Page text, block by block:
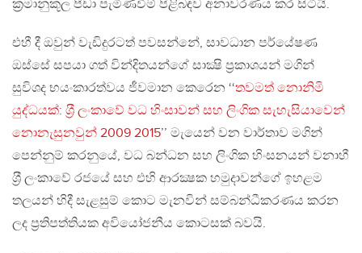
ක‍්‍රමානුකූල පීඩා පැමිණවීම් පිළිබඳව අනාවරණය කර සිටියි.
එහී දී ඔවුන් වැඩිදුරටත් පවසන්නේ, සාවධාන පර්යේෂණ
ඔස්සේ සපයා ගත් වින්දිතයන්ගේ සාක්‍ෂි ප‍්‍රකාශයන් මගින්
සුවිශද භයංකාරත්වය ජීවමාන කෙරෙන ‘‘තවමත් නොනිමි
යුද්ධයක්: ශ‍්‍රී ලංකාවේ වධ හිංසාවන් සහ ලිංගික සැහැසියාවෙන්
නොනැසුනවුන් 2009 2015’’ මැයෙන් වන වාර්තාව මගින්
පෙන්නුම් කරනුයේ, වධ බන්ධන සහ ලිංගික හිංසනයන් වනාහී
ශ‍්‍රී ලංකාවේ රජයේ සහ එහි ආරක්‍ෂක හමුදාවන්ගේ ඉහළම
තලයන් හිදී සැළසුම් කොට මැනවින් සම්බන්ධීකරණය කරන
ලද ප‍්‍රතිපත්තියක අවියෝජනීය කොටසක් බවයි.